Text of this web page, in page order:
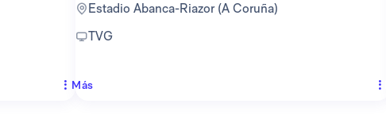
Estadio Abanca-Riazor (A Coruña)
TVG
Más